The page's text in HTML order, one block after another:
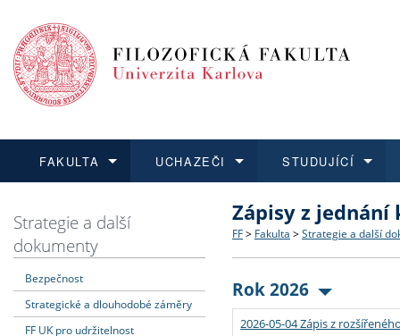
FAKULTA
Dozvědět se více
Struktura a historie
Strategie a další
Podpora a benefity pro
UCHAZEČI
Podat přihlášku
Co studovat a jak se
Učitelské studijní
Informace k průběhu
STUDUJÍCÍ
Dozvědět se více
Bakalářské a magisterské
Doktorské studium
Rigorózní řízení
Dozvědět se více
O vědě a výzkumu na FF
Akademické kvalifikace
Granty a projekty
Dozvědět se více
Aktuální nabídky a
Vyjíždějící studenti
Přijíždějící studenti
Strategie a další
dokumenty
Bezpečnost
Strategické a dlouhodobé záměry
FF UK pro udržitelnost
Zápisy z jednání
FF > Fakulta > Strategie a další
Rok 2026
2026-05-04 Zápis z